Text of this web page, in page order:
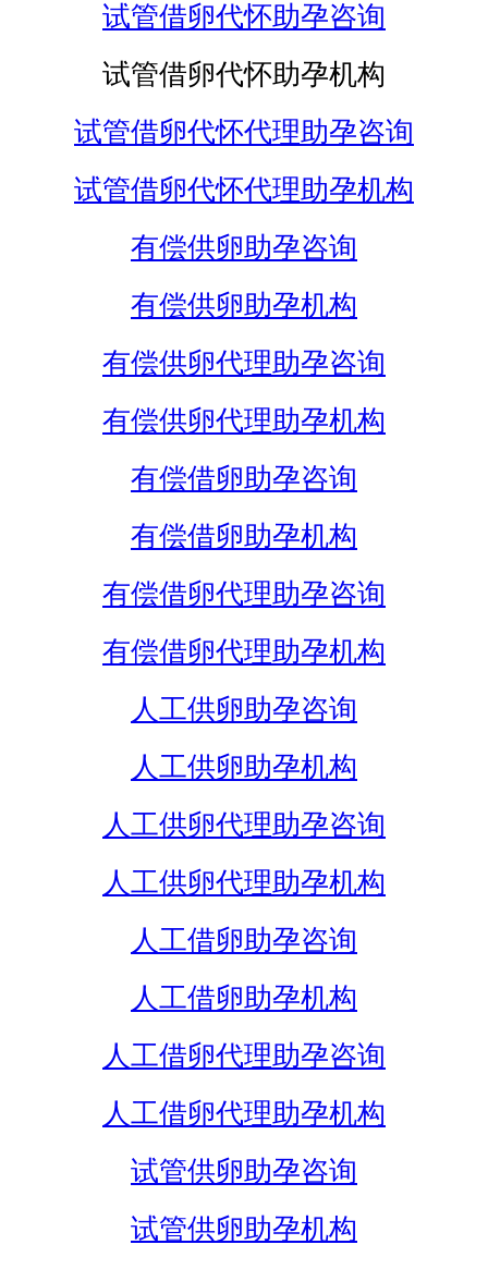
试管借卵代怀助孕咨询
试管借卵代怀助孕机构
试管借卵代怀代理助孕咨询
试管借卵代怀代理助孕机构
有偿供卵助孕咨询
有偿供卵助孕机构
有偿供卵代理助孕咨询
有偿供卵代理助孕机构
有偿借卵助孕咨询
有偿借卵助孕机构
有偿借卵代理助孕咨询
有偿借卵代理助孕机构
人工供卵助孕咨询
人工供卵助孕机构
人工供卵代理助孕咨询
人工供卵代理助孕机构
人工借卵助孕咨询
人工借卵助孕机构
人工借卵代理助孕咨询
人工借卵代理助孕机构
试管供卵助孕咨询
试管供卵助孕机构